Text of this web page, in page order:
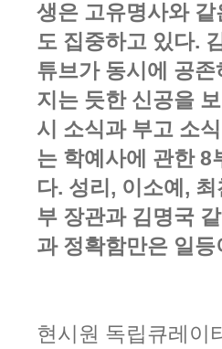
생은 고유명사와
도 집중하고 있다.
튜브가 동시에 공
지는 듯한 신공을
시 소식과 부고 소
는 학예사에 관한 8
다. 성리, 이소예,
부 장관과 김명국
과 정확함만은 일등
현시원 독립큐레이